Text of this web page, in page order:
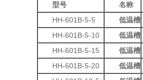
型号
名称
HH-601B-5-5
低温槽
HH-601B-5-10
低温槽
HH-601B-5-15
低温槽
HH-601B-5-20
低温槽